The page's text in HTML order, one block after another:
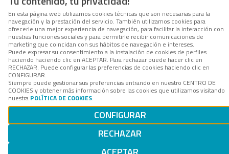
En esta página web utilizamos cookies técnicas que son necesarias para la
navegación y la prestación del servicio. También utilizamos cookies para
ofrecerle una mejor experiencia de navegación, para facilitar la interacción con
nuestras funciones sociales y para permitirle recibir comunicaciones de
marketing que coincidan con sus hábitos de navegación e intereses.
Puede expresar su consentimiento a la instalación de cookies de perfiles
haciendo haciendo clic en ACEPTAR. Para rechazar puede hacer clic en
RECHAZAR. Puede configurar las preferencias de cookies haciendo clic en
CONFIGURAR.
Siempre puede gestionar sus preferencias entrando en nuestro CENTRO DE
COOKIES y obtener más información sobre las cookies que utilizamos visitando
nuestra POLÍTICA DE COOKIES.
CONFIGURAR
RECHAZAR